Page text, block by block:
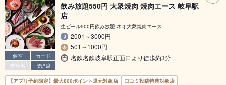
個室
カード
禁煙席
喫煙席
飲み放題550円 大衆焼肉 焼肉エース 岐阜駅
店
生ビール500円飲み放題 ネオ大衆焼肉エース
2001～3000円
501～1000円
名鉄名鉄岐阜駅正面口より徒歩約3分
【アプリ予約限定】最大800ポイント還元対象店
口コミ投稿特典対象店